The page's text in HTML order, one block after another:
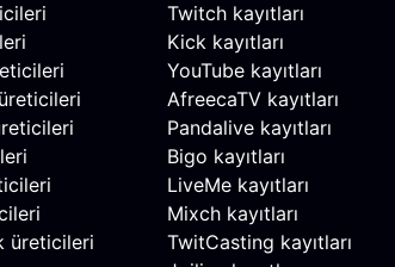
üreticileri
Twitch kayıtları
Kick kayıtları
YouTube kayıtları
AfreecaTV kayıtları
Pandalive kayıtları
Bigo kayıtları
LiveMe kayıtları
Mixch kayıtları
TwitCasting kayıtları